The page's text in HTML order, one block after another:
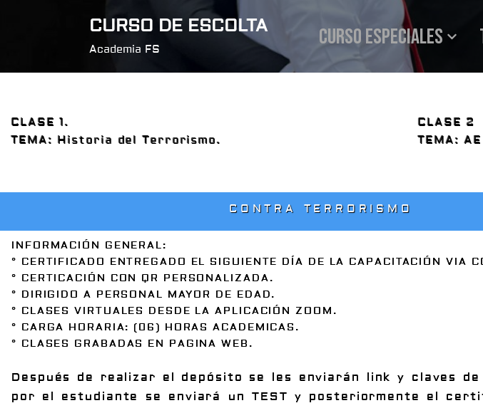
CURSO DE ESCOLTA
Academia FS Curso especiales
CLASE 1.
TEMA: Historia del Terrorismo.
CLASE 2
TEMA:
CONTRA TERRORISMO
INFORMACIÓN GENERAL:
° CERTIFICADO ENTREGADO EL SIGUIENTE DÍA DE LA CAPACITACIÓN VIA
° CERTICACIÓN CON QR PERSONALIZADA.
° DIRIGIDO A PERSONAL MAYOR DE EDAD.
° CLASES VIRTUALES DESDE LA APLICACIÓN ZOOM.
° CARGA HORARIA: (06) HORAS ACADEMICAS.
° CLASES GRABADAS EN PAGINA WEB.
Después de realizar el depósito se les enviarán link y claves
por el estudiante se enviará un TEST y posteriormente el